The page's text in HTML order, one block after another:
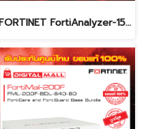
FORTINET FortiAnalyzer-150G FC-10-L150G-247-02-60 (Firewall) รับประกัน 5 ปี